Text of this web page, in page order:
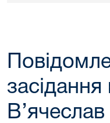
засідання
В’ячеслав